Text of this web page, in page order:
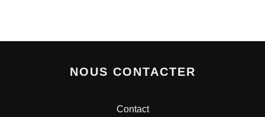
NOUS CONTACTER
Contact